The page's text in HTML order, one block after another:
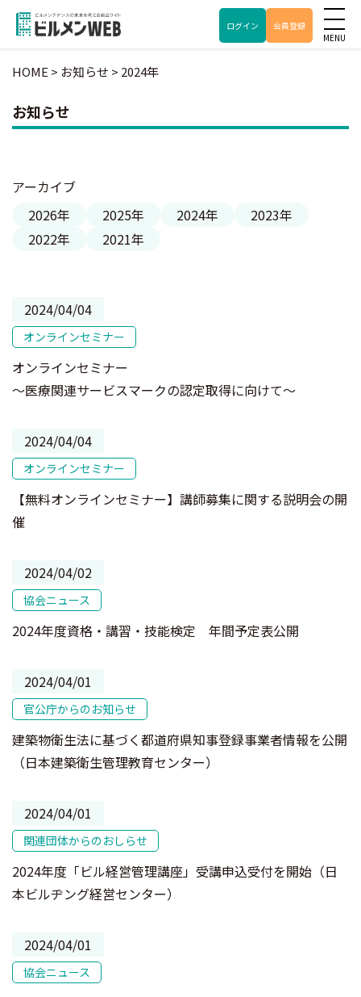
ログイン 会員登録
HOME > お知らせ > 2024年
お知らせ
アーカイブ
2026年
2025年 2024年
2023年
2022年
2021年
2024/04/04
オンラインセミナー
オンラインセミナー
～医療関連サービスマークの認定取得に向けて～
2024/04/04
オンラインセミナー
【無料オンラインセミナー】講師募集に関する説明会の開
催
2024/04/02
協会ニュース
2024年度資格・講習・技能検定 年間予定表公開
2024/04/01
官公庁からのお知らせ
建築物衛生法に基づく都道府県知事登録事業者情報を公開
（日本建築衛生管理教育センター）
2024/04/01
関連団体からのおしらせ
2024年度「ビル経営管理講座」受講申込受付を開始（日
本ビルヂング経営センター）
2024/04/01
協会ニュース